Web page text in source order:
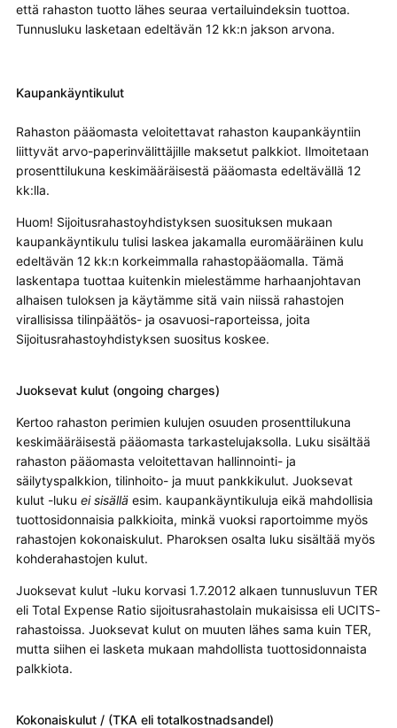
että rahaston tuotto lähes seuraa vertailuindeksin tuottoa.
Tunnusluku lasketaan edeltävän 12 kk:n jakson arvona.
Kaupankäyntikulut
Rahaston pääomasta veloitettavat rahaston kaupankäyntiin
liittyvät arvo-paperinvälittäjille maksetut palkkiot. Ilmoitetaan
prosenttilukuna keskimääräisestä pääomasta edeltävällä 12
kk:lla.
Huom! Sijoitusrahastoyhdistyksen suosituksen mukaan
kaupankäyntikulu tulisi laskea jakamalla euromääräinen kulu
edeltävän 12 kk:n korkeimmalla rahastopääomalla. Tämä
laskentapa tuottaa kuitenkin mielestämme harhaanjohtavan
alhaisen tuloksen ja käytämme sitä vain niissä rahastojen
virallisissa tilinpäätös- ja osavuosi-raporteissa, joita
Sijoitusrahastoyhdistyksen suositus koskee.
Juoksevat kulut (ongoing charges)
Kertoo rahaston perimien kulujen osuuden prosenttilukuna
keskimääräisestä pääomasta tarkastelujaksolla. Luku sisältää
rahaston pääomasta veloitettavan hallinnointi- ja
säilytyspalkkion, tilinhoito- ja muut pankkikulut. Juoksevat
kulut -luku ei sisälläesim. kaupankäyntikuluja eikä mahdollisia
tuottosidonnaisia palkkioita, minkä vuoksi raportoimme myös
rahastojen kokonaiskulut. Pharoksen osalta luku sisältää myös
kohderahastojen kulut.
Juoksevat kulut -luku korvasi 1.7.2012 alkaen tunnusluvun TER
eli Total Expense Ratio sijoitusrahastolain mukaisissa eli UCITS-
rahastoissa. Juoksevat kulut on muuten lähes sama kuin TER,
mutta siihen ei lasketa mukaan mahdollista tuottosidonnaista
palkkiota.
Kokonaiskulut / (TKA eli totalkostnadsandel)